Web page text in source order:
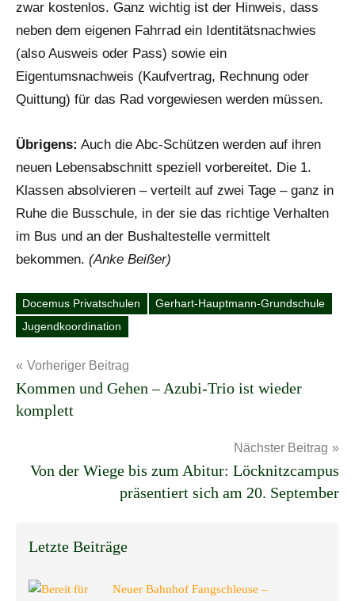
zwar kostenlos. Ganz wichtig ist der Hinweis, dass
neben dem eigenen Fahrrad ein Identitätsnachwies
(also Ausweis oder Pass) sowie ein
Eigentumsnachweis (Kaufvertrag, Rechnung oder
Quittung) für das Rad vorgewiesen werden müssen.
Übrigens: Auch die Abc-Schützen werden auf ihren
neuen Lebensabschnitt speziell vorbereitet. Die 1.
Klassen absolvieren – verteilt auf zwei Tage – ganz in
Ruhe die Busschule, in der sie das richtige Verhalten
im Bus und an der Bushaltestelle vermittelt
bekommen. (Anke Beißer)
Schlagwörter
Docemus Privatschulen
Gerhart-Hauptmann-Grundschule
Jugendkoordination
Beitragsnavigation
Vorheriger Beitrag
Kommen und Gehen – Azubi-Trio ist wieder
komplett
Nächster Beitrag
Von der Wiege bis zum Abitur: Löcknitzcampus
präsentiert sich am 20. September
Letzte Beiträge
Neuer Bahnhof Fangschleuse –